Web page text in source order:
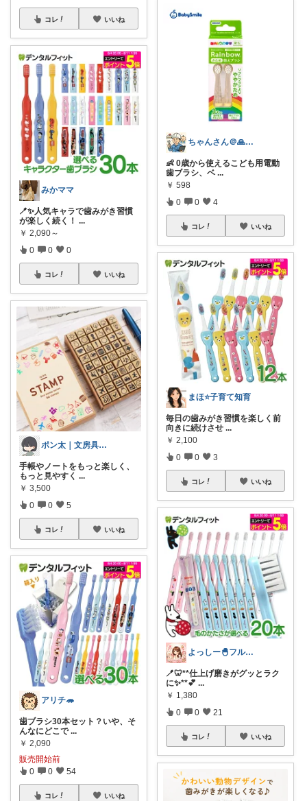
コレ いいね
みかママ
🪥✨人気キャラで歯みがき習慣
が楽しく続く！ ...
￥ 2,090～
0 0 0
コレ いいね
ポン太｜文房具・雑貨
手帳やノートをもっと楽しく、
もっと見やすく ...
￥ 3,500
0 0 5
コレ いいね
アリチ🦔
歯ブラシ30本セット？いや、そ
んなにどこで ...
￥ 2,090
販売開始前
0 0 54
コレ いいね
ちゃんさん＠🙏kansya👶1👶0
👶 0歳から使えるこども用電動
歯ブラシ、ベ ...
￥ 598
0 0 4
コレ いいね
まほ⭐️子育て知育
毎日の歯みがき習慣を楽しく前
向きに続けさせ ...
￥ 2,100
0 0 3
コレ いいね
よっしー🐣フルタイム4児ママ
🪥🦷**仕上げ磨きがグッとラク
に✨**💕 ...
￥ 1,380
0 0 21
コレ いいね